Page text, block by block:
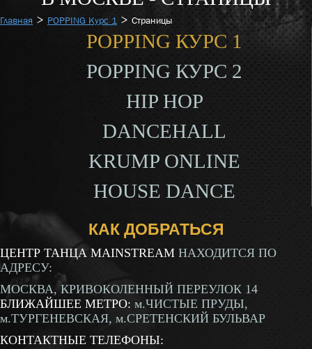
Главная > POPPING Курс 1 > Страницы
POPPING КУРС 1
POPPING КУРС 2
HIP HOP
DANCEHALL
KRUMP ONLINE
HOUSE DANCE
КАК ДОБРАТЬСЯ
ЦЕНТР ТАНЦА MAINSTREAM НАХОДИТСЯ ПО
АДРЕСУ:
МОСКВА, КРИВОКОЛЕННЫЙ ПЕРЕУЛОК 14
БЛИЖАЙШЕЕ МЕТРО: м.ЧИСТЫЕ ПРУДЫ,
м.ТУРГЕНЕВСКАЯ, м.СРЕТЕНСКИЙ БУЛЬВАР
КОНТАКТНЫЕ ТЕЛЕФОНЫ: